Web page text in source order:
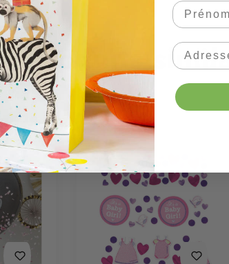
Produits
-48.72%